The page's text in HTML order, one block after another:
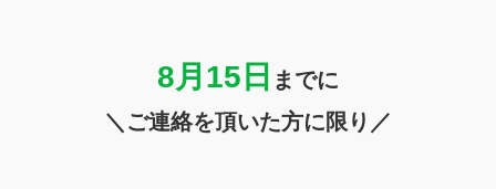
8月15 日 までに
＼ご連絡を頂いた方に限り／